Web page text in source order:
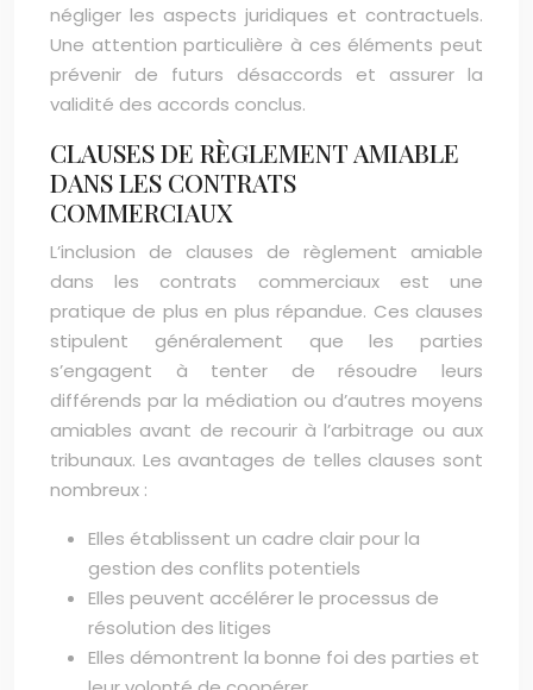
négliger les aspects juridiques et contractuels.
Une attention particulière à ces éléments peut
prévenir de futurs désaccords et assurer la
validité des accords conclus.
CLAUSES DE RÈGLEMENT AMIABLE
DANS LES CONTRATS
COMMERCIAUX
L’inclusion de clauses de règlement amiable
dans les contrats commerciaux est une
pratique de plus en plus répandue. Ces clauses
stipulent généralement que les parties
s’engagent à tenter de résoudre leurs
différends par la médiation ou d’autres moyens
amiables avant de recourir à l’arbitrage ou aux
tribunaux. Les avantages de telles clauses sont
nombreux :
Elles établissent un cadre clair pour la
gestion des conflits potentiels
Elles peuvent accélérer le processus de
résolution des litiges
Elles démontrent la bonne foi des parties et